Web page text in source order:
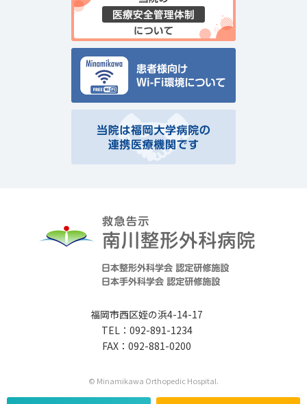
福岡市西区姪の浜4-14-17
TEL：092-891-1234
FAX：092-881-0200
© Minamikawa Orthopedic Hospital.